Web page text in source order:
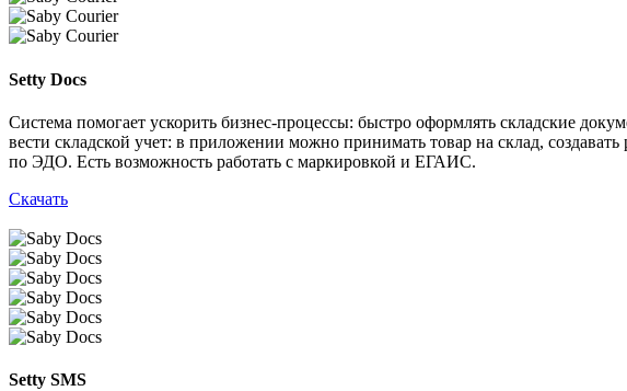
Setty Docs
Система помогает ускорить бизнес‑процессы: быстро оформлять складские
вести складской учет: в приложении можно принимать товар на склад,
по ЭДО. Есть возможность работать с маркировкой и ЕГАИС.
Скачать
Setty SMS